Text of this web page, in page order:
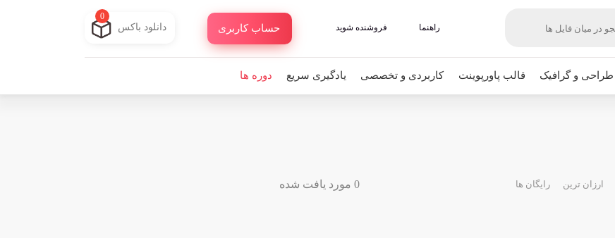
راهنما فروشنده شوید حساب کاربری دانلود باکس
0
طراحی و گرافیک قالب پاورپوینت کاربردی و تخصصی یادگیری سریع دوره ها
ارزان ترین رایگان ها 0 مورد یافت شده